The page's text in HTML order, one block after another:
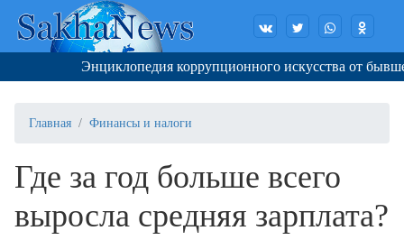
Энциклопедия коррупционного искусства от
Главная Финансы и налоги
Где за год больше всего
выросла средняя зарплата?